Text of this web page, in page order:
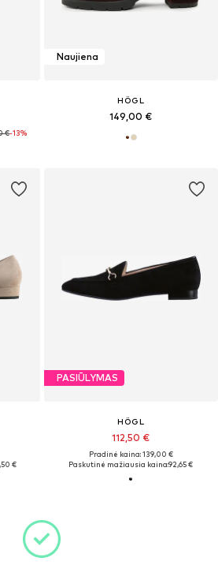
€-13%
Naujiena
HÖGL
149,00 €
€
PASIŪLYMAS
HÖGL
112,50 €
Pradinė kaina: 139,00 €
Paskutinė mažiausia kaina:92,65 €